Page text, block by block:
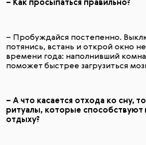
– Как просыпаться правильно?
– Пробуждайся постепенно.
потянись, встань и открой окно
времени года: наполнивший
поможет быстрее загрузиться
– А что касается отхода ко сну,
ритуалы, которые способствуют
отдыху?